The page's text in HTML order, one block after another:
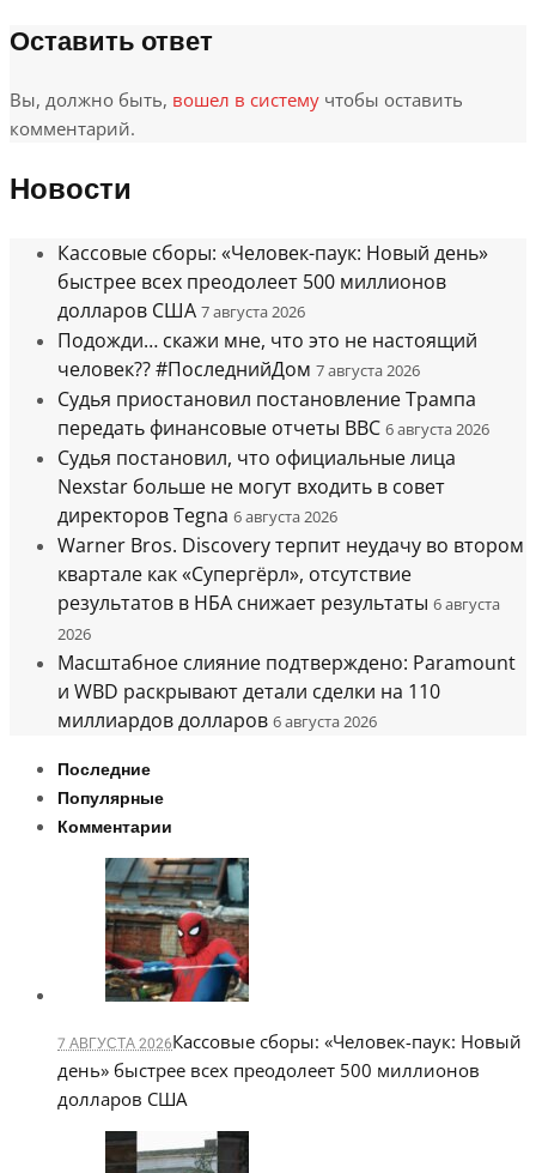
Оставить ответ
Вы, должно быть, вошел в систему чтобы оставить
комментарий.
Новости
Кассовые сборы: «Человек-паук: Новый день»
быстрее всех преодолеет 500 миллионов
долларов США 7 августа 2026
Подожди… скажи мне, что это не настоящий
человек?? #ПоследнийДом 7 августа 2026
Судья приостановил постановление Трампа
передать финансовые отчеты BBC 6 августа 2026
Судья постановил, что официальные лица
Nexstar больше не могут входить в совет
директоров Tegna 6 августа 2026
Warner Bros. Discovery терпит неудачу во втором
квартале как «Супергёрл», отсутствие
результатов в НБА снижает результаты 6 августа
2026
Масштабное слияние подтверждено: Paramount
и WBD раскрывают детали сделки на 110
миллиардов долларов 6 августа 2026
Последние
Популярные
Комментарии
7 АВГУСТА 2026Кассовые сборы: «Человек-паук: Новый
день» быстрее всех преодолеет 500 миллионов
долларов США